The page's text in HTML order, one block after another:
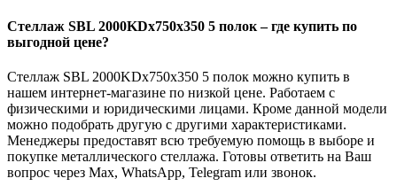
Стеллаж SBL 2000KDх750x350 5 полок – где купить по
выгодной цене?
Стеллаж SBL 2000KDх750x350 5 полок можно купить в
нашем интернет-магазине по низкой цене. Работаем с
физическими и юридическими лицами. Кроме данной модели
можно подобрать другую с другими характеристиками.
Менеджеры предоставят всю требуемую помощь в выборе и
покупке металлического стеллажа. Готовы ответить на Ваш
вопрос через Max, WhatsApp, Telegram или звонок.